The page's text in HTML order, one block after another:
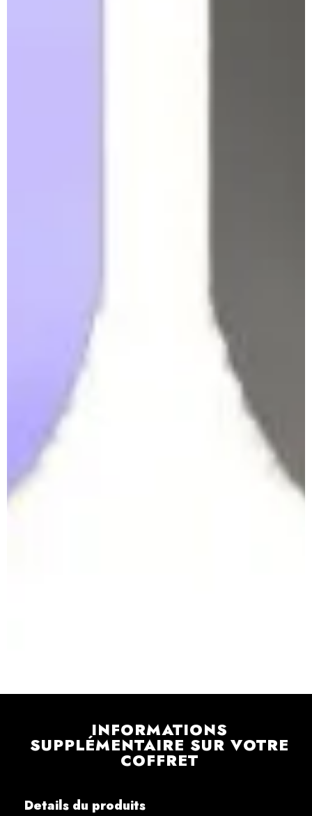
INFORMATIONS
SUPPLÉMENTAIRE SUR VOTRE
COFFRET
Details du produits